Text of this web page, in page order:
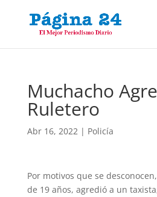
Muchacho
Ruletero
Abr 16, 2022| Policía
Por motivos que se desconocen,
de 19 años, agredió a un